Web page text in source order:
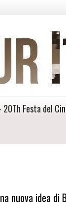
20Th Festa del
nuova idea di